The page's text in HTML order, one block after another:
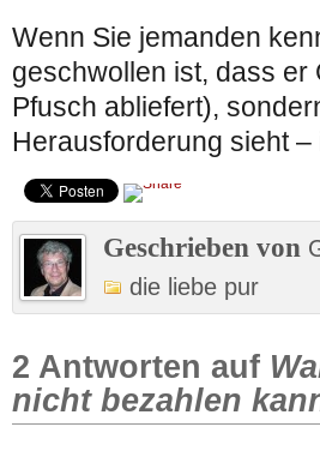
Wenn Sie jemanden
geschwollen ist, dass er
Pfusch abliefert),
Herausforderung sieht –
Geschrieben von
die liebe pur
2 Antworten auf
nicht bezahlen